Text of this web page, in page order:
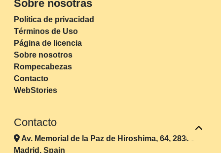
Sobre nosotras
Política de privacidad
Términos de Uso
Página de licencia
Sobre nosotros
Rompecabezas
Contacto
WebStories
Contacto
Av. Memorial de la Paz de Hiroshima, 64, 28300
Madrid, Spain